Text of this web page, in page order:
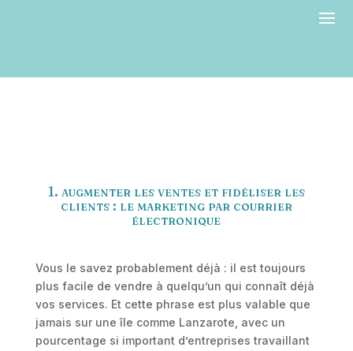
1. augmenter les ventes et fidéliser les
clients : le marketing par courrier
électronique
Vous le savez probablement déjà : il est toujours
plus facile de vendre à quelqu’un qui connaît déjà
vos services. Et cette phrase est plus valable que
jamais sur une île comme Lanzarote, avec un
pourcentage si important d’entreprises travaillant